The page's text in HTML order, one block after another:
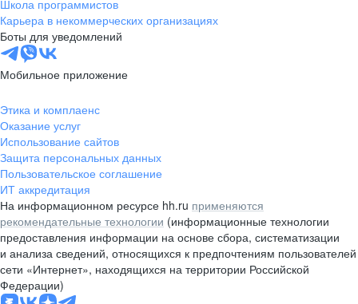
Школа программистов
Карьера в некоммерческих организациях
Боты для уведомлений
Мобильное приложение
Этика и комплаенс
Оказание услуг
Использование сайтов
Защита персональных данных
Пользовательское соглашение
ИТ аккредитация
На информационном ресурсе hh.ru применяются
рекомендательные технологии (информационные технологии
предоставления информации на основе сбора, систематизации
и анализа сведений, относящихся к предпочтениям пользователей
сети «Интернет», находящихся на территории Российской
Федерации)